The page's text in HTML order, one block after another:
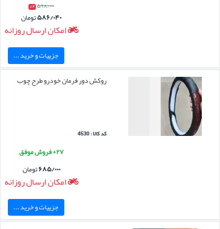
۵۹۸/۰۰۰ ۲ %
۵۸۶/۰۴۰تومان
امکان ارسال روزانه
جزییات و خرید ...
روکش دور فرمان خودرو طرح چوب
کد کالا : 4530
۲۷+ فروش موفق
۶۸۵/۰۰۰تومان
امکان ارسال روزانه
جزییات و خرید ...